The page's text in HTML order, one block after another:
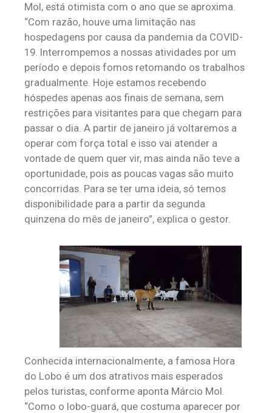
Mol, está otimista com o ano que se aproxima.
“Com razão, houve uma limitação nas
hospedagens por causa da pandemia da COVID-
19. Interrompemos a nossas atividades por um
período e depois fomos retomando os trabalhos
gradualmente. Hoje estamos recebendo
hóspedes apenas aos finais de semana, sem
restrições para visitantes para que chegam para
passar o dia. A partir de janeiro já voltaremos a
operar com força total e isso vai atender a
vontade de quem quer vir, mas ainda não teve a
oportunidade, pois as poucas vagas são muito
concorridas. Para se ter uma ideia, só temos
disponibilidade para a partir da segunda
quinzena do mês de janeiro”, explica o gestor.
Conhecida internacionalmente, a famosa Hora
do Lobo é um dos atrativos mais esperados
pelos turistas, conforme aponta Márcio Mol.
“Como o lobo-guará, que costuma aparecer por